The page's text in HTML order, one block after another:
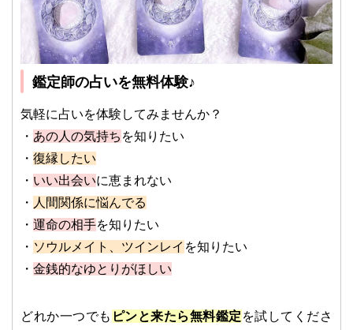
鑑定師の占いを無料体験♪
気軽に占いを体験してみませんか？
・ あの人の気持ち を知りたい
・ 復縁したい
・ いい出会いに恵まれない
・ 人間関係に悩んでる
・ 運命の相手を知りたい
・ ソウルメイト、ツインレイ を知りたい
・ 金銭的なゆとりがほしい
どれか一つでも ピンと来たら無料鑑定 を試してくださ